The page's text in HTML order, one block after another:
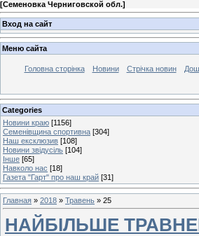
[Семеновка Черниговской обл.]
Вход на сайт
Меню сайта
Головна сторінка Новини Стрічка новин
Categories
Новини краю [1156]
Семенівщина спортивна [304]
Наш ексклюзив [108]
Новини звідусіль [104]
Інше [65]
Навколо нас [18]
Газета "Гарт" про наш край [31]
Главная » 2018 » Травень » 25
НАЙБІЛЬШЕ